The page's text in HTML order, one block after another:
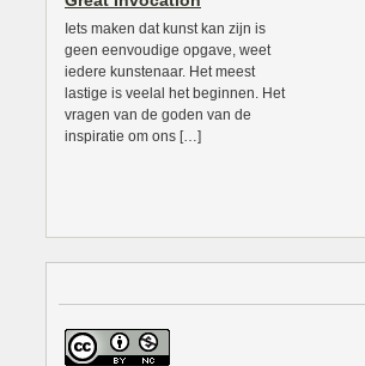
Iets maken dat kunst kan zijn is
geen eenvoudige opgave, weet
iedere kunstenaar. Het meest
lastige is veelal het beginnen. Het
vragen van de goden van de
inspiratie om ons […]